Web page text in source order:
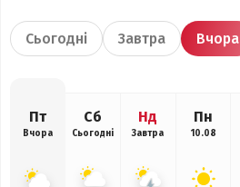
Сьогодні Завтра Вчора
Пт
Вчора
Сб
Сьогодні
Нд
Завтра
Пн
10.08